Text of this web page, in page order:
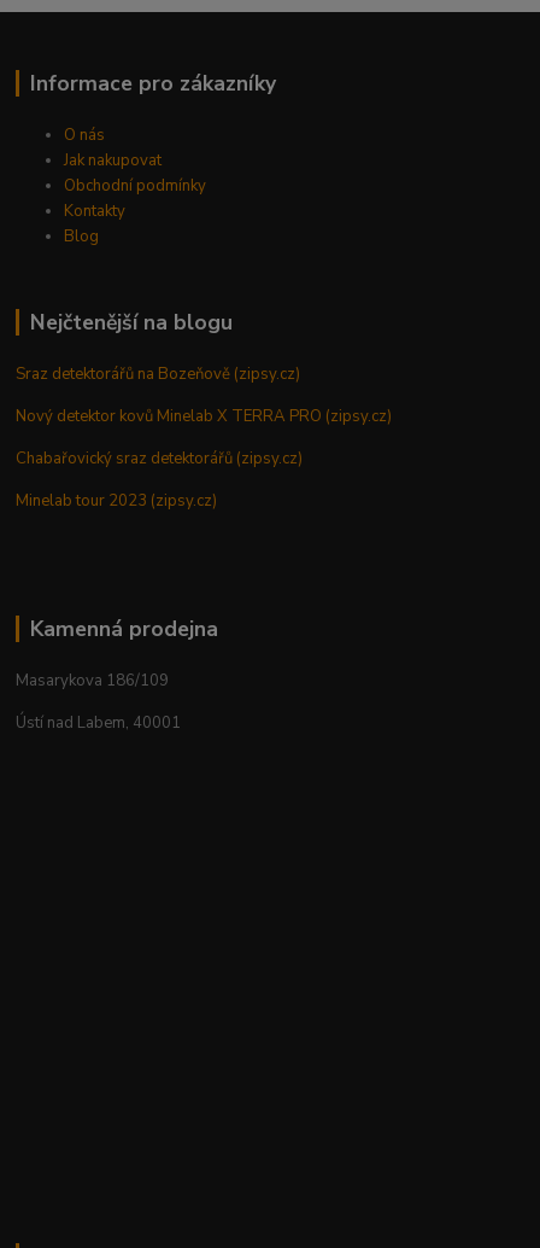
Informace pro zákazníky
O nás
Jak nakupovat
Obchodní podmínky
Kontakty
Blog
Nejčtenější na blogu
Sraz detektorářů na Bozeňově (zipsy.cz)
Nový detektor kovů Minelab X TERRA PRO (zipsy.cz)
Chabařovický sraz detektorářů (zipsy.cz)
Minelab tour 2023 (zipsy.cz)
Kamenná prodejna
Masarykova 186/109
Ústí nad Labem, 40001